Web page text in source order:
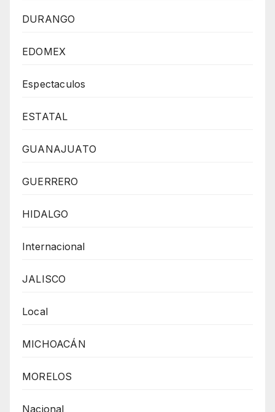
DURANGO
EDOMEX
Espectaculos
ESTATAL
GUANAJUATO
GUERRERO
HIDALGO
Internacional
JALISCO
Local
MICHOACÁN
MORELOS
Nacional